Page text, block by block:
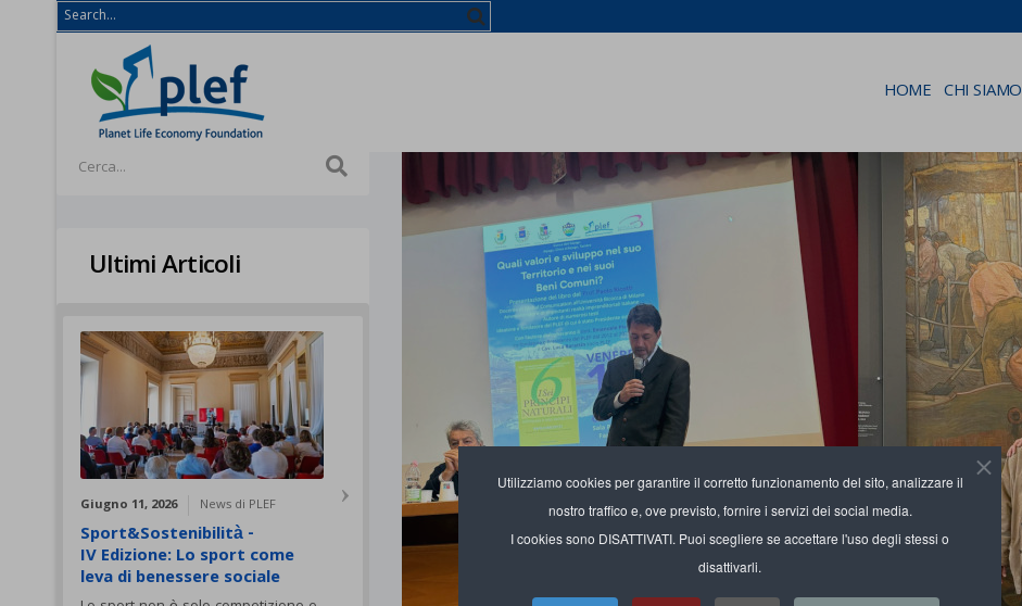
Utilizziamo cookies per garantire il corretto funzionamento del sito, analizzare il
nostro traffico e, ove previsto, fornire i servizi dei social media.
I cookies sono DISATTIVATI. Puoi scegliere se accettare l'uso degli stessi o
disattivarli.
HOME CHI SIAMO
Ultimi Articoli
Giugno 11, 2026 News di PLEF
Sport&Sostenibilità -
IV Edizione: Lo sport come
leva di benessere sociale